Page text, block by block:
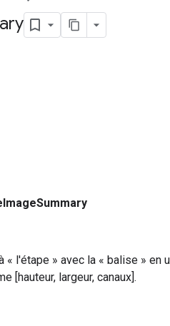
« l'étape » avec la « balise » en
[hauteur, largeur, canaux].